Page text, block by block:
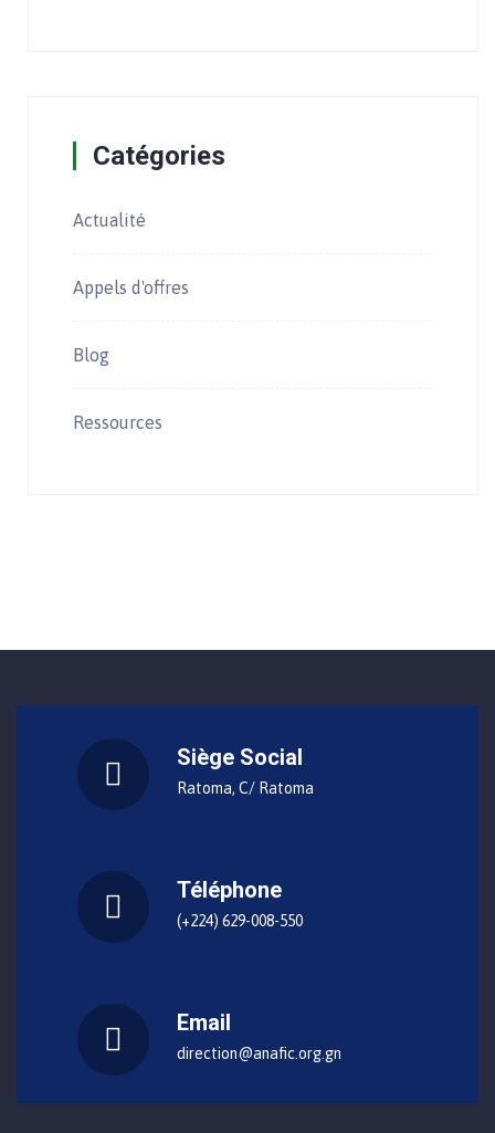
Catégories
Actualité
Appels d'offres
Blog
Ressources
Siège Social
Ratoma, C/ Ratoma
Téléphone
(+224) 629-008-550
Email
direction@anafic.org.gn